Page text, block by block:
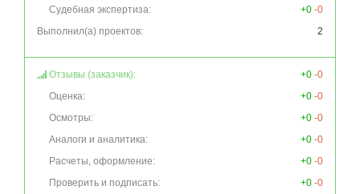
Судебная экспертиза:
+0 -0
Выполнил(а) проектов:
2
Отзывы (заказчик): +0 -0
Оценка:
+0 -0
Осмотры:
+0 -0
Аналоги и аналитика:
+0 -0
Расчеты, оформление:
+0 -0
Проверить и подписать:
+0 -0